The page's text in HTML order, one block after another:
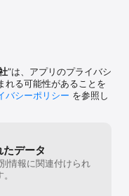
ビスをご利用いただけな
またはご請求額やご利用
います。三菱UFJニコス
ご確認ください。
”は、アプリのプライバシ
れる可能性があることを
バシーポリシー を参照し
データ
情報に関連付けられ